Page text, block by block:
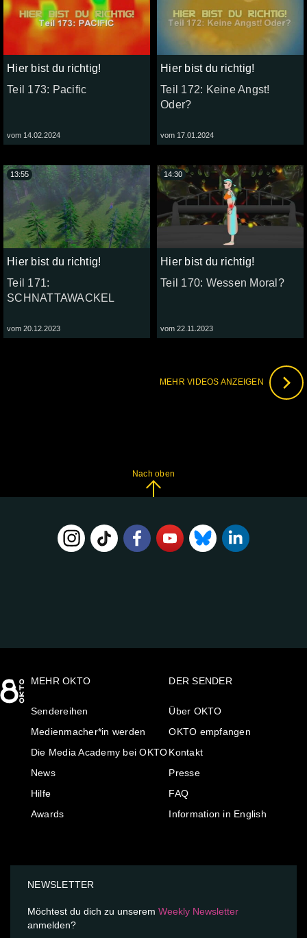
Hier bist du richtig!
Teil 173: Pacific
vom 14.02.2024
Hier bist du richtig!
Teil 172: Keine Angst!
Oder?
vom 17.01.2024
Hier bist du richtig!
Teil 171:
SCHNATTAWACKEL
vom 20.12.2023
13:55
Hier bist du richtig!
Teil 170: Wessen Moral?
vom 22.11.2023
14:30
MEHR VIDEOS ANZEIGEN
Nach oben
MEHR OKTO
Sendereihen
Medienmacher*in werden
Die Media Academy bei OKTO
News
Hilfe
Awards
DER SENDER
Über OKTO
OKTO empfangen
Kontakt
Presse
FAQ
Information in English
NEWSLETTER
Möchtest du dich zu unserem Weekly Newsletter
anmelden?